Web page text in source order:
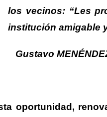
los vecinos: “Les
institución amigable
Gustavo
oportunidad,